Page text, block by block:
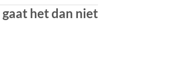
gaat het dan niet